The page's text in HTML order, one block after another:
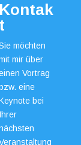
Kontak
t
möchten
mir über
Vortrag
bzw. eine
bei
Ihrer